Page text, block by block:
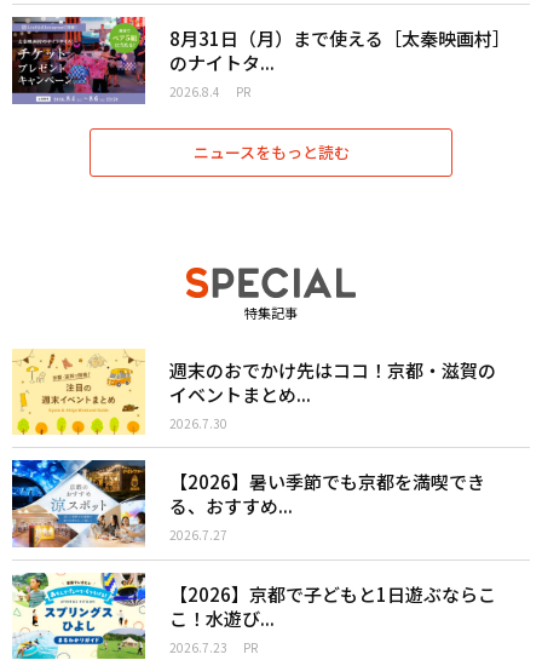
8月31日（月）まで使える［太秦映画村］
のナイトタ...
2026.8.4 PR
ニュースをもっと読む
特集記事
週末のおでかけ先はココ！京都・滋賀の
イベントまとめ...
2026.7.30
【2026】暑い季節でも京都を満喫でき
る、おすすめ...
2026.7.27
【2026】京都で子どもと1日遊ぶならこ
こ！水遊び...
2026.7.23 PR